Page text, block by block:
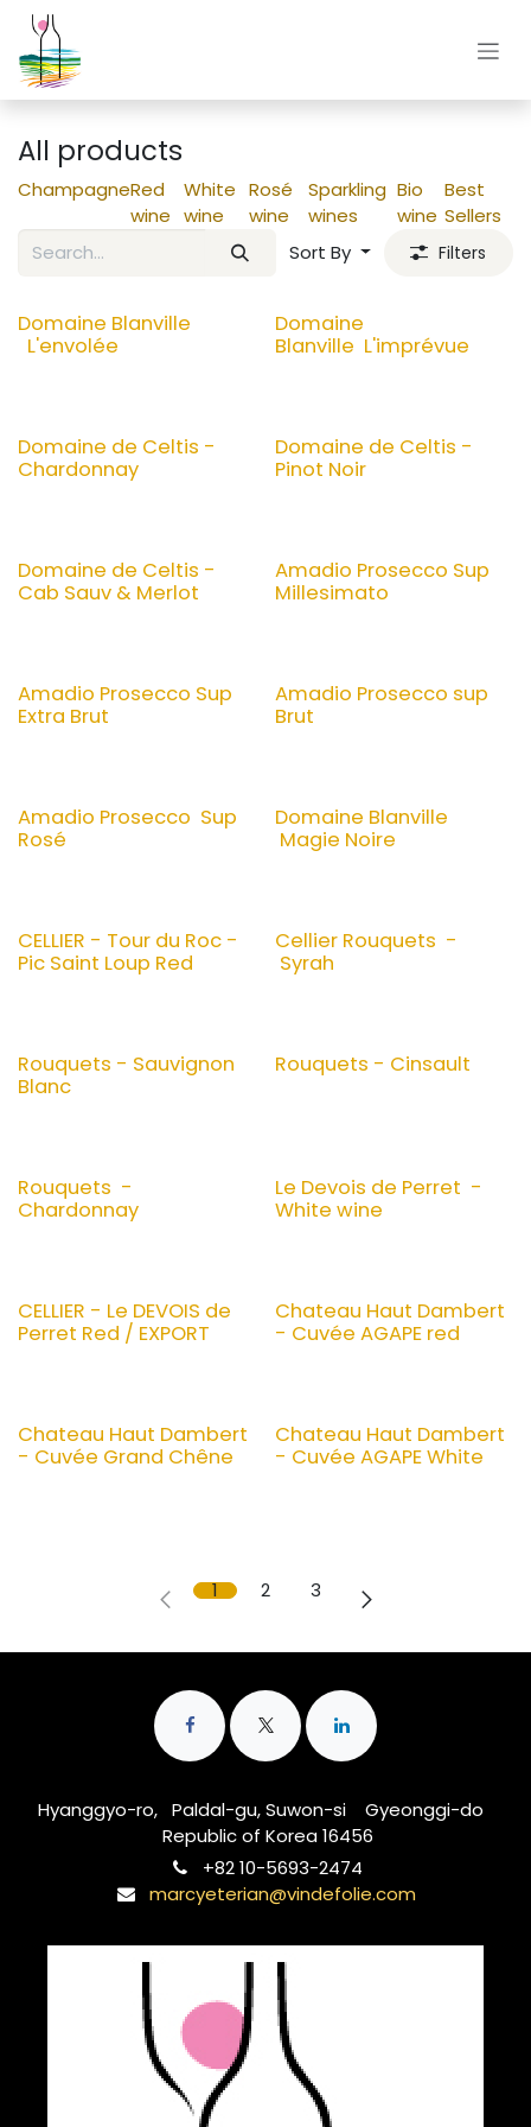
Skip to Content
All products
ChampagneRed
wine
White
wine
Rosé
wine
Sparkling
wines
Bio
wine
Best
Sellers
Sort By
Filters
Domaine Blanville
L'envolée
Domaine
Blanville L'imprévue
Domaine de Celtis -
Chardonnay
Domaine de Celtis -
Pinot Noir
Domaine de Celtis -
Cab Sauv & Merlot
Amadio Prosecco Sup
Millesimato
Amadio Prosecco Sup
Extra Brut
Amadio Prosecco sup
Brut
Amadio Prosecco Sup
Rosé
Domaine Blanville
Magie Noire
CELLIER - Tour du Roc -
Pic Saint Loup Red
Cellier Rouquets -
Syrah
Rouquets - Sauvignon
Blanc
Rouquets - Cinsault
Rouquets -
Chardonnay
Le Devois de Perret -
White wine
CELLIER - Le DEVOIS de
Perret Red / EXPORT
Chateau Haut Dambert
- Cuvée AGAPE red
Chateau Haut Dambert
- Cuvée Grand Chêne
Chateau Haut Dambert
- Cuvée AGAPE White
1 2 3
Hyanggyo-ro, Paldal-gu, Suwon-si Gyeonggi-do
Republic of Korea 16456
‭+82 10-5693-2474‬
marcyeterian@vindefolie.com